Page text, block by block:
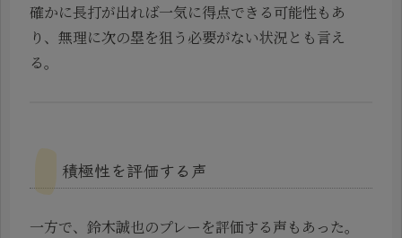
確かに長打が出れば一気に得点できる可能性もあ
り、無理に次の塁を狙う必要がない状況とも言え
る。
積極性を評価する声
一方で、鈴木誠也のプレーを評価する声もあった。